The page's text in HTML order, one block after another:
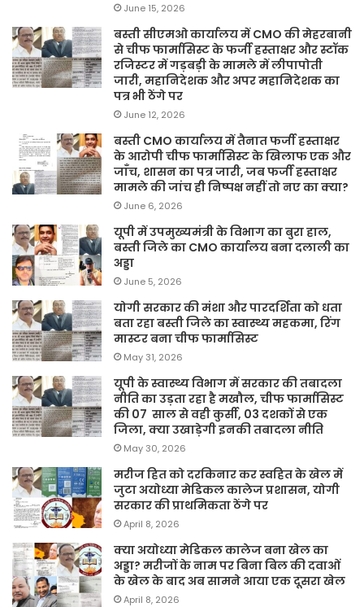
June 15, 2026
बस्ती सीएमओ कार्यालय में CMO की मेहरबानी
से चीफ फार्मासिस्ट के फर्जी हस्ताक्षर और स्टॉक
रजिस्टर में गड़बड़ी के मामले में लीपापोती
जारी, महानिदेशक और अपर महानिदेशक का
पत्र भी ठेंगे पर
June 12, 2026
बस्ती CMO कार्यालय में तैनात फर्जी हस्ताक्षर
के आरोपी चीफ फार्मासिस्ट के खिलाफ एक और
जाँच, शासन का पत्र जारी, जब फर्जी हस्ताक्षर
मामले की जांच ही निष्पक्ष नहीं तो नए का क्या?
June 6, 2026
यूपी में उपमुख्यमंत्री के विभाग का बुरा हाल,
बस्ती जिले का CMO कार्यालय बना दलाली का
अड्डा
June 5, 2026
योगी सरकार की मंशा और पारदर्शिता को धता
बता रहा बस्ती जिले का स्वास्थ्य महकमा, रिंग
मास्टर बना चीफ फार्मासिस्ट
May 31, 2026
यूपी के स्वास्थ्य विभाग में सरकार की तबादला
नीति का उड़ता रहा है मखौल, चीफ फार्मासिस्ट
की 07 साल से वही कुर्सी, 03 दशकों से एक
जिला, क्या उखाड़ेगी इनकी तबादला नीति
May 30, 2026
मरीज हित को दरकिनार कर स्वहित के खेल में
जुटा अयोध्या मेडिकल कालेज प्रशासन, योगी
सरकार की प्राथमिकता ठेंगे पर
April 8, 2026
क्या अयोध्या मेडिकल कालेज बना खेल का
अड्डा? मरीजों के नाम पर बिना बिल की दवाओं
के खेल के बाद अब सामने आया एक दूसरा खेल
April 8, 2026